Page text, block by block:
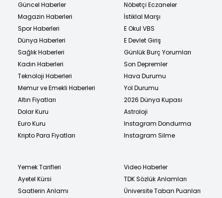
Güncel Haberler
Magazin Haberleri
Spor Haberleri
Dünya Haberleri
Sağlık Haberleri
Kadın Haberleri
Teknoloji Haberleri
Memur ve Emekli Haberleri
Altın Fiyatları
Dolar Kuru
Euro Kuru
Kripto Para Fiyatları
Nöbetçi Eczaneler
İstiklal Marşı
E Okul VBS
E Devlet Giriş
Günlük Burç Yorumları
Son Depremler
Hava Durumu
Yol Durumu
2026 Dünya Kupası
Astroloji
Instagram Dondurma
Instagram Silme
Yemek Tarifleri
Ayetel Kürsi
Saatlerin Anlamı
Video Haberler
TDK Sözlük Anlamları
Üniversite Taban Puanları